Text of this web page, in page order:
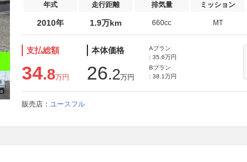
年式 走行距離 排気量 ミッション
2010年 1.9万km 660cc MT
支払総額
34.8万円
本体価格
26.2万円
Aプラン
: 35.6万円
Bプラン
: 38.1万円
販売店： ユースフル